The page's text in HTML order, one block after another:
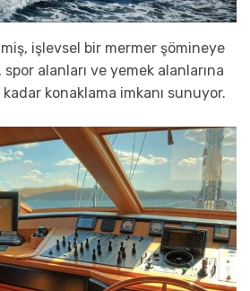
işlevsel bir mermer şömineye
alanları ve yemek alanlarına
konaklama imkanı sunuyor.